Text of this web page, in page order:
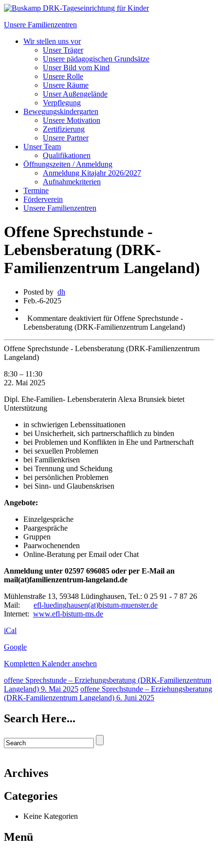
Unsere Familienzentren
Wir stellen uns vor
Unser Träger
Unsere pädagogischen Grundsätze
Unser Bild vom Kind
Unsere Rolle
Unsere Räume
Unser Außengelände
Verpflegung
Bewegungskindergarten
Unsere Motivation
Zertifizierung
Unsere Partner
Unser Team
Qualifikationen
Öffnungszeiten / Anmeldung
Anmeldung Kitajahr 2026/2027
Aufnahmekriterien
Termine
Förderverein
Unsere Familienzentren
Offene Sprechstunde -
Lebensberatung (DRK-
Familienzentrum Langeland)
Posted by dh
Feb.-6-2025
Kommentare deaktiviert für Offene Sprechstunde -
Lebensberatung (DRK-Familienzentrum Langeland)
Offene Sprechstunde - Lebensberatung (DRK-Familienzentrum
Langeland)
8:30 – 11:30
22. Mai 2025
Dipl. Ehe-Familien- Lebensberaterin Alexa Brunsiek bietet
Unterstützung
in schwierigen Lebenssituationen
bei Unsicherheit, sich partnerschaftlich zu binden
bei Problemen und Konflikten in Ehe und Partnerschaft
bei sexuellen Problemen
bei Familienkrisen
bei Trennung und Scheidung
bei persönlichen Problemen
bei Sinn- und Glaubenskrisen
Angebote:
Einzelgespräche
Paargespräche
Gruppen
Paarwochenenden
Online-Beratung per Email oder Chat
Anmeldung unter 02597 696085 oder per E-Mail an
mail(at)familienzentrum-langeland.de
Mühlenstraße 13, 59348 Lüdinghausen, Tel.: 0 25 91 - 7 87 26
Mail: efl-luedinghausen(at)bistum-muenster.de
Internet: www.efl-bistum-ms.de
iCal
Google
Kompletten Kalender ansehen
offene Sprechstunde – Erziehungsberatung (DRK-Familienzentrum
Langeland) 9. Mai 2025 offene Sprechstunde – Erziehungsberatung
(DRK-Familienzentrum Langeland) 6. Juni 2025
Search Here...
Archives
Categories
Keine Kategorien
Menü